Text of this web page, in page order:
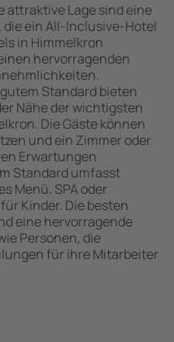
attraktive Lage sind eine
ein All-Inclusive-Hotel
in Himmelkron
hervorragenden
Standard bieten
Nähe der wichtigsten
Die Gäste können
und ein Zimmer oder
Erwartungen
Standard umfasst
Menü, SPA oder
Kinder. Die besten
eine hervorragende
Personen, die
für ihre Mitarbeiter